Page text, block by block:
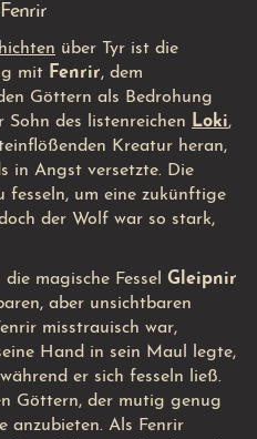
über Tyr ist die
mit Fenrir, dem
Göttern als Bedrohung
Sohn des listenreichen Loki,
Kreatur heran,
in Angst versetzte. Die
fesseln, um eine zukünftige
der Wolf war so stark,
magische Fessel Gleipnir
aber unsichtbaren
misstrauisch war,
Hand in sein Maul legte,
er sich fesseln ließ.
Göttern, der mutig genug
anzubieten. Als Fenrir